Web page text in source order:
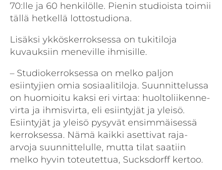
70:lle ja 60 henkilölle. Pienin studioista toimii
tällä hetkellä lottostudiona.
Lisäksi ykköskerroksessa on tukitiloja
kuvauksiin meneville ihmisille.
– Studiokerroksessa on melko paljon
esiintyjien omia sosiaalitiloja. Suunnittelussa
on huomioitu kaksi eri virtaa: huoltoliikenne­
virta ja ihmisvirta, eli esiintyjät ja yleisö.
Esiintyjät ja yleisö pysyvät ensimmäisessä
kerroksessa. Nämä kaikki asettivat raja­-
arvoja suunnittelulle, mutta tilat saatiin
melko hyvin toteutettua, Sucksdorff kertoo.